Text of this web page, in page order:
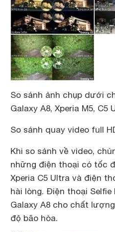
So sánh ảnh chụp dưới
Galaxy A8, Xperia M5, C5
So sánh quay video full
Khi so sánh về video,
những điện thoại có tốc
Xperia C5 Ultra và điện
hài lòng. Điện thoại
Galaxy A8 cho chất
độ bão hòa.